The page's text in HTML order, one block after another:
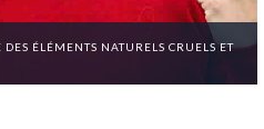
ÉLÉMENTS NATURELS CRUELS ET